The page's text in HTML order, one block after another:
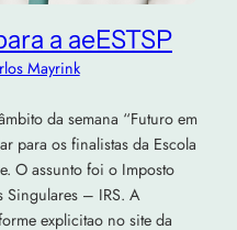
a aeESTSP
Mayrink
da semana “Futuro em
para os finalistas da Escola
O assunto foi o Imposto
Singulares – IRS. A
explicitao no site da